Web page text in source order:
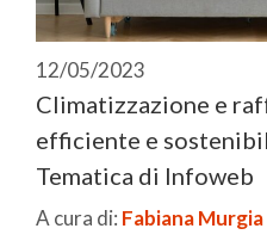
12/05/2023
Climatizzazione e
efficiente e
Tematica di Infoweb
A cura di: Fabiana Murgia